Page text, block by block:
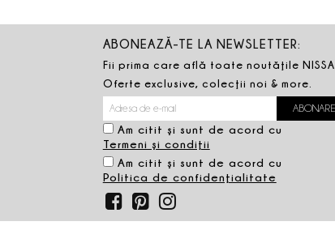
ABONEAZĂ-TE LA NEWSLETTER:
Fii prima care află toate noutăţile NISSA.
Oferte exclusive, colecţii noi & more.
Am citit şi sunt de acord cu
Termeni şi condiţii
Am citit şi sunt de acord cu
Politica de confidenţialitate